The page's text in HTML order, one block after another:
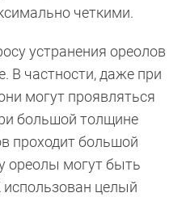
четкими.
устранения ореолов
В частности, даже при
могут проявляться
большой толщине
проходит большой
ореолы могут быть
целый